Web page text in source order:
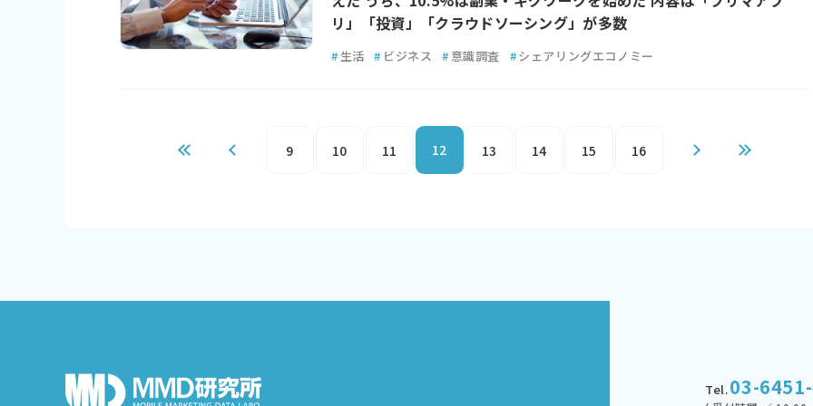
リ」「投資」「クラウドソーシング」が多数
# 生活 # ビジネス # 意識調査 #シェアリングエコノミー
9 10 11 12 13 14 15 16
Tel.03-